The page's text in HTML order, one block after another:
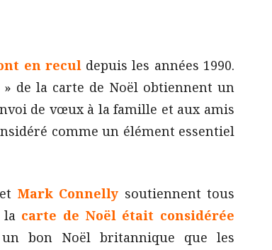
en reculdepuis les années 1990.
de la carte de Noël obtiennent un
de vœux à la famille et aux amis
comme un élément essentiel
et Mark Connelly soutiennent tous
la carte de Noël était considérée
bon Noël britannique que les